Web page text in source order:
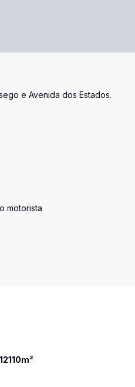
e Avenida dos Estados.
motorista
12110m²